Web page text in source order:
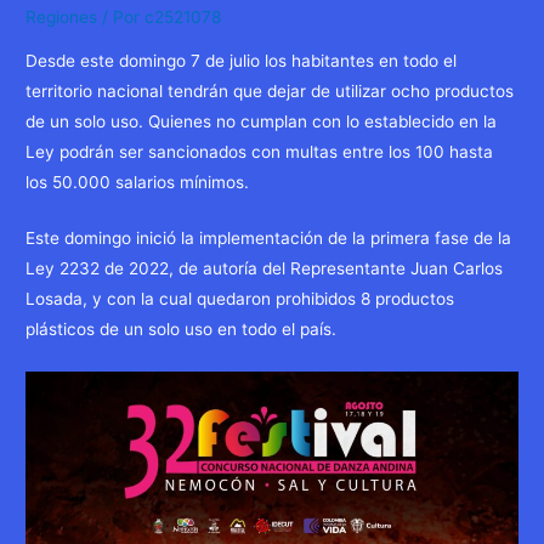
Regiones / Por c2521078
Desde este domingo 7 de julio los habitantes en todo el
territorio nacional tendrán que dejar de utilizar ocho productos
de un solo uso. Quienes no cumplan con lo establecido en la
Ley podrán ser sancionados con multas entre los 100 hasta
los 50.000 salarios mínimos.
Este domingo inició la implementación de la primera fase de la
Ley 2232 de 2022, de autoría del Representante Juan Carlos
Losada, y con la cual quedaron prohibidos 8 productos
plásticos de un solo uso en todo el país.